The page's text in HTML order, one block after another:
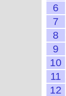
6
7
8
9
10
11
12